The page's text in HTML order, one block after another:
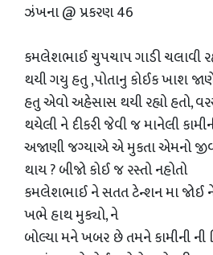
ઝંખના @ પ્રકરણ 46
કમલેશભાઈ ચુપચાપ ગાડી ચલાવી
થયી ગયુ હતુ ,પોતાનુ કોઈક ખાશ
હતુ એવો અહેસાસ થયી રહ્યો હતો,
થયેલી ને દીકરી જેવી જ માનેલી
અજાણી જગ્યાએ એ મુકતા એમનો
થાય ? બીજો કોઈ જ રસ્તો નહોતો
કમલેશભાઈ ને સતત ટેન્શન મા
ખભે હાથ મુક્યો, ને
બોલ્યા મને ખબર છે તમને કામીની ની